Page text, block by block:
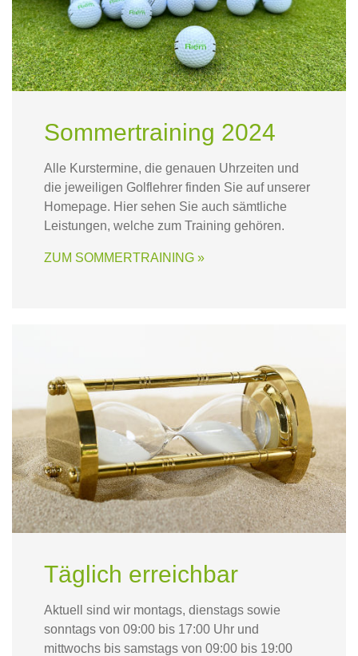
Sommertraining 2024
Alle Kurstermine, die genauen Uhrzeiten und
die jeweiligen Golflehrer finden Sie auf unserer
Homepage. Hier sehen Sie auch sämtliche
Leistungen, welche zum Training gehören.
ZUM SOMMERTRAINING »
Täglich erreichbar
Aktuell sind wir montags, dienstags sowie
sonntags von 09:00 bis 17:00 Uhr und
mittwochs bis samstags von 09:00 bis 19:00